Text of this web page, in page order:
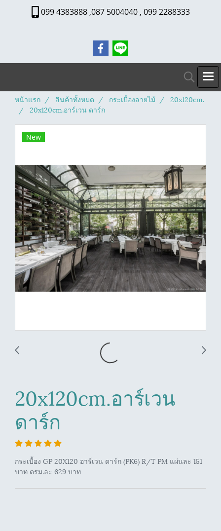
099 4383888 ,087 5004040 , 099 2288333
หน้าแรก สินค้าทั้งหมด กระเบื้องลายไม้
20x120cm.
20x120cm.อาร์เวน ดาร์ก
New
20x120cm.อาร์เวน
ดาร์ก
กระเบื้อง GP 20X120 อาร์เวน ดาร์ก (PK6) R/T PM แผ่นละ 151
บาท ตรม.ละ 629 บาท